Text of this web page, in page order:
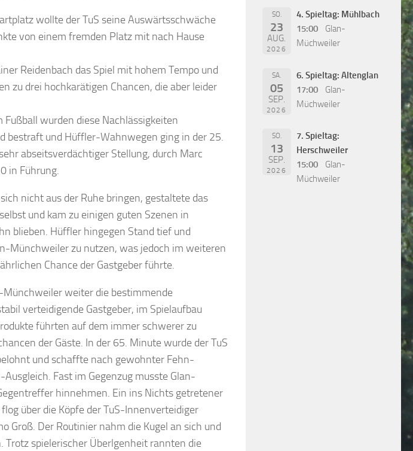
wollte der TuS seine Auswärtsschwäche
von einem fremden Platz mit nach Hause
Reidenbach das Spiel mit hohem Tempo und
zu drei hochkarätigen Chancen, die aber leider
Fußball wurden diese Nachlässigkeiten
bestraft und Hüffler-Wahnwegen ging in der 25.
abseitsverdächtiger Stellung, durch Marc
in Führung.
nicht aus der Ruhe bringen, gestaltete das
und kam zu einigen guten Szenen in
blieben. Hüffler hingegen Stand tief und
Münchweiler zu nutzen, was jedoch im weiteren
Chance der Gastgeber führte.
weiter die bestimmende
verteidigende Gastgeber, im Spielaufbau
führten auf dem immer schwerer zu
der Gäste. In der 65. Minute wurde der TuS
und schaffte nach gewohnter Fehn-
Fast im Gegenzug musste Glan-
hinnehmen. Ein ins Nichts getretener
über die Köpfe der TuS-Innenverteidiger
Groß. Der Routinier nahm die Kugel an sich und
Trotz spielerischer Überlgenheit rannten die
SO.
23
AUG.
2026
4. Spieltag: Mühlbach
15:00
Glan-
Müchweiler
SA.
05
SEP.
2026
6. Spieltag: Altenglan
17:00
Glan-
Müchweiler
SO.
13
SEP.
2026
7. Spieltag:
Herschweiler
15:00
Glan-
Müchweiler